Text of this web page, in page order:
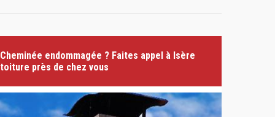
Cheminée endommagée ? Faites appel à Isère
toiture près de chez vous